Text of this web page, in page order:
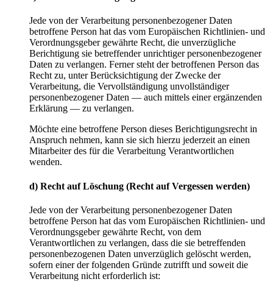
Jede von der Verarbeitung personenbezogener Daten
betroffene Person hat das vom Europäischen Richtlinien- und
Verordnungsgeber gewährte Recht, die unverzügliche
Berichtigung sie betreffender unrichtiger personenbezogener
Daten zu verlangen. Ferner steht der betroffenen Person das
Recht zu, unter Berücksichtigung der Zwecke der
Verarbeitung, die Vervollständigung unvollständiger
personenbezogener Daten — auch mittels einer ergänzenden
Erklärung — zu verlangen.
Möchte eine betroffene Person dieses Berichtigungsrecht in
Anspruch nehmen, kann sie sich hierzu jederzeit an einen
Mitarbeiter des für die Verarbeitung Verantwortlichen
wenden.
d) Recht auf Löschung (Recht auf Vergessen werden)
Jede von der Verarbeitung personenbezogener Daten
betroffene Person hat das vom Europäischen Richtlinien- und
Verordnungsgeber gewährte Recht, von dem
Verantwortlichen zu verlangen, dass die sie betreffenden
personenbezogenen Daten unverzüglich gelöscht werden,
sofern einer der folgenden Gründe zutrifft und soweit die
Verarbeitung nicht erforderlich ist: